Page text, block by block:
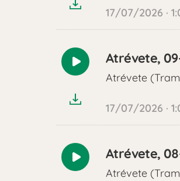
17/07/2026 ·
Reproducir
Atrévete,
Atrévete
17/07/2026 ·
Reproducir
Atrévete,
Atrévete